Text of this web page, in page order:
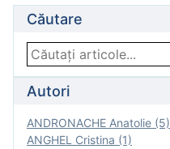
Căutare
Autori
ANDRONACHE Anatolie (5)
ANGHEL Cristina (1)